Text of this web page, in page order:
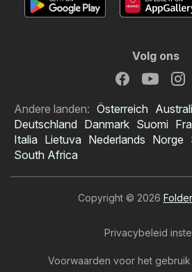
Volg ons
Andere landen: Österreich
Deutschland Danmark Suomi
Italia Lietuva Nederlands Norge
South Africa
Copyright © 2026
Privacybeleid
Voorwaarden voor het